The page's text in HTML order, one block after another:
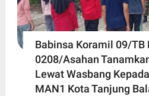
Babinsa Koramil 09/TB
0208/Asahan
Lewat Wasbang
MAN1 Kota Tanjung